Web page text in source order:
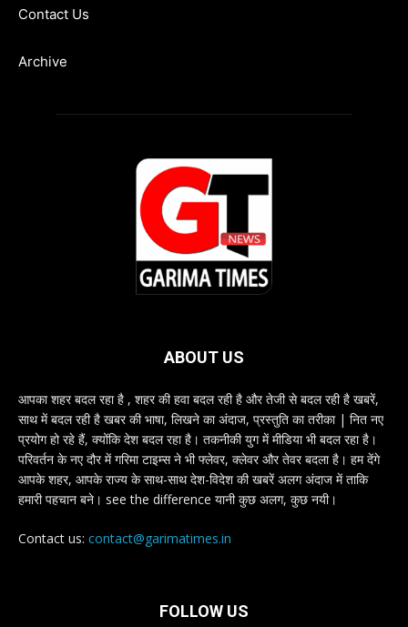
Contact Us
Archive
ABOUT US
आपका शहर बदल रहा है , शहर की हवा बदल रही है और तेजी से बदल रही है खबरें,
साथ में बदल रही है खबर की भाषा, लिखने का अंदाज, प्रस्तुति का तरीका | नित नए
प्रयोग हो रहे हैं, क्योंकि देश बदल रहा है। तकनीकी युग में मीडिया भी बदल रहा है।
परिवर्तन के नए दौर में गरिमा टाइम्स ने भी फ्लेवर, क्लेवर और तेवर बदला है। हम देंगे
आपके शहर, आपके राज्य के साथ-साथ देश-विदेश की खबरें अलग अंदाज में ताकि
हमारी पहचान बने। see the difference यानी कुछ अलग, कुछ नयी।
Contact us: contact@garimatimes.in
FOLLOW US